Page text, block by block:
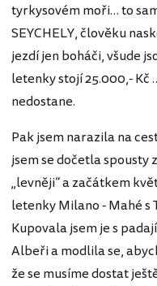
tyrkysovém moři… to
SEYCHELY, člověku
jezdí jen boháči, všude
letenky stojí 25.000,-
nedostane.
Pak jsem narazila na
jsem se dočetla spousty
„levněji“ a začátkem
letenky Milano - Mahé s
Kupovala jsem je s
Albeři a modlila se,
že se musíme dostat